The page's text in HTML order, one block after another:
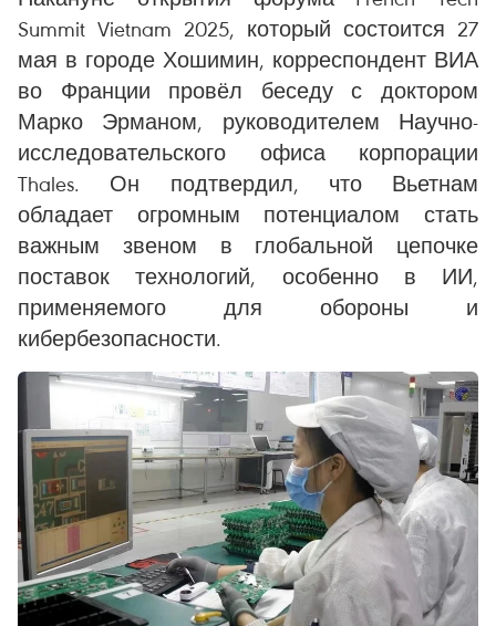
Summit Vietnam 2025, который состоится 27
мая в городе Хошимин, корреспондент ВИА
во Франции провёл беседу с доктором
Марко Эрманом, руководителем Научно-
исследовательского офиса корпорации
Thales. Он подтвердил, что Вьетнам
обладает огромным потенциалом стать
важным звеном в глобальной цепочке
поставок технологий, особенно в ИИ,
применяемого для обороны и
кибербезопасности.